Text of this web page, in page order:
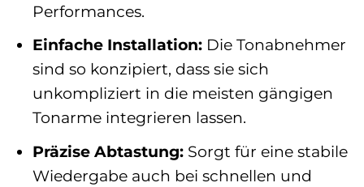
Performances.
Einfache Installation:Die Tonabnehmer
sind so konzipiert, dass sie sich
unkompliziert in die meisten gängigen
Tonarme integrieren lassen.
Präzise Abtastung:Sorgt für eine stabile
Wiedergabe auch bei schnellen und